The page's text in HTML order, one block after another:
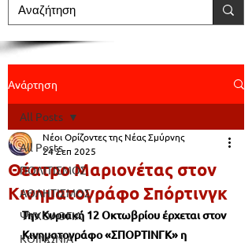
Ανάρτηση
All Posts
ΠΟΛΙΤΙΣΜΟΣ
ΑΘΛΗΤΙΣΜΟΣ
ΨΥΧΟΛΟΓΙΑ
ΚΟΙΝΩΝΙΑ
All Posts
Θέατρο Μαριονέτας στον
Κινηματογράφο Σπόρτινγκ
Νέοι Ορίζοντες της Νέας Σμύρνης
24 Σεπ 2025
Την Κυριακή 12 Οκτωβρίου έρχεται στον
Κινηματογράφο «ΣΠΟΡΤΙΝΓΚ» η